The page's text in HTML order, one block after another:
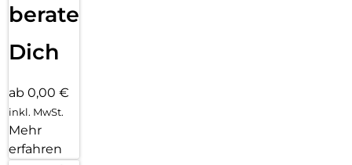
beraten
Dich
ab 0,00 €
inkl. MwSt.
Mehr
erfahren